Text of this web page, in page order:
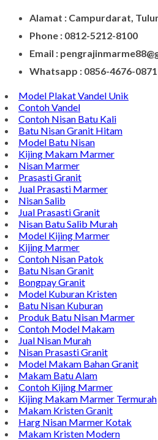
Alamat : Campurdarat,
Phone : 0812-5212-8100
Email :
Whatsapp : 0856-4676-0871
Model Plakat Vandel Unik
Contoh Vandel
Contoh Nisan Batu Kali
Batu Nisan Granit Hitam
Model Batu Nisan
Kijing Makam Marmer
Nisan Marmer
Prasasti Granit
Jual Prasasti Marmer
Nisan Salib
Jual Prasasti Granit
Nisan Batu Salib Murah
Model Kijing Marmer
Kijing Marmer
Contoh Nisan Patok
Batu Nisan Granit
Bongpay Granit
Model Kuburan Kristen
Batu Nisan Kuburan
Produk Batu Nisan Marmer
Contoh Model Makam
Jual Nisan Murah
Nisan Prasasti Granit
Model Makam Bahan Granit
Makam Batu Alam
Contoh Kijing Marmer
Kijing Makam Marmer Termurah
Makam Kristen Granit
Harg Nisan Marmer Kotak
Makam Kristen Modern